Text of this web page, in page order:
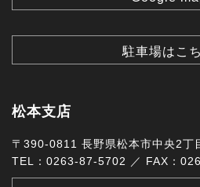
駐車場はこ
松本支店
〒390-0811 長野県松本市中央2丁
TEL：0263-87-5702 ／ FAX：